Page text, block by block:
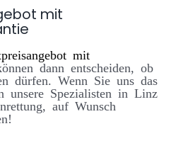
mit
mit
dann entscheiden, ob
dürfen. Wenn Sie uns das
unsere Spezialisten in Linz
auf Wunsch